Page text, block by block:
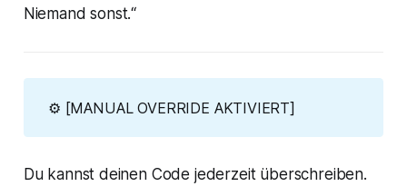
Niemand sonst.“
⚙️ [MANUAL OVERRIDE AKTIVIERT]
Du kannst deinen Code jederzeit überschreiben.